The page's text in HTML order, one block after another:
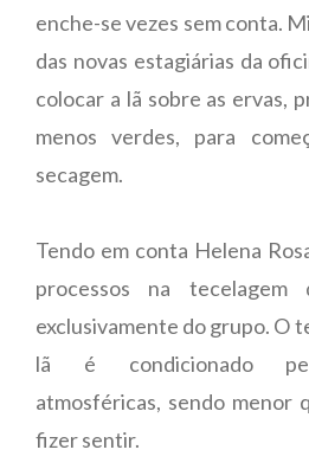
enche-se vezes sem conta.
das novas estagiárias da
colocar a lã sobre as ervas,
menos verdes, para
secagem.
Tendo em conta Helena
processos na tecelagem
exclusivamente do grupo. O
lã é condicionado
atmosféricas, sendo menor
fizer sentir.